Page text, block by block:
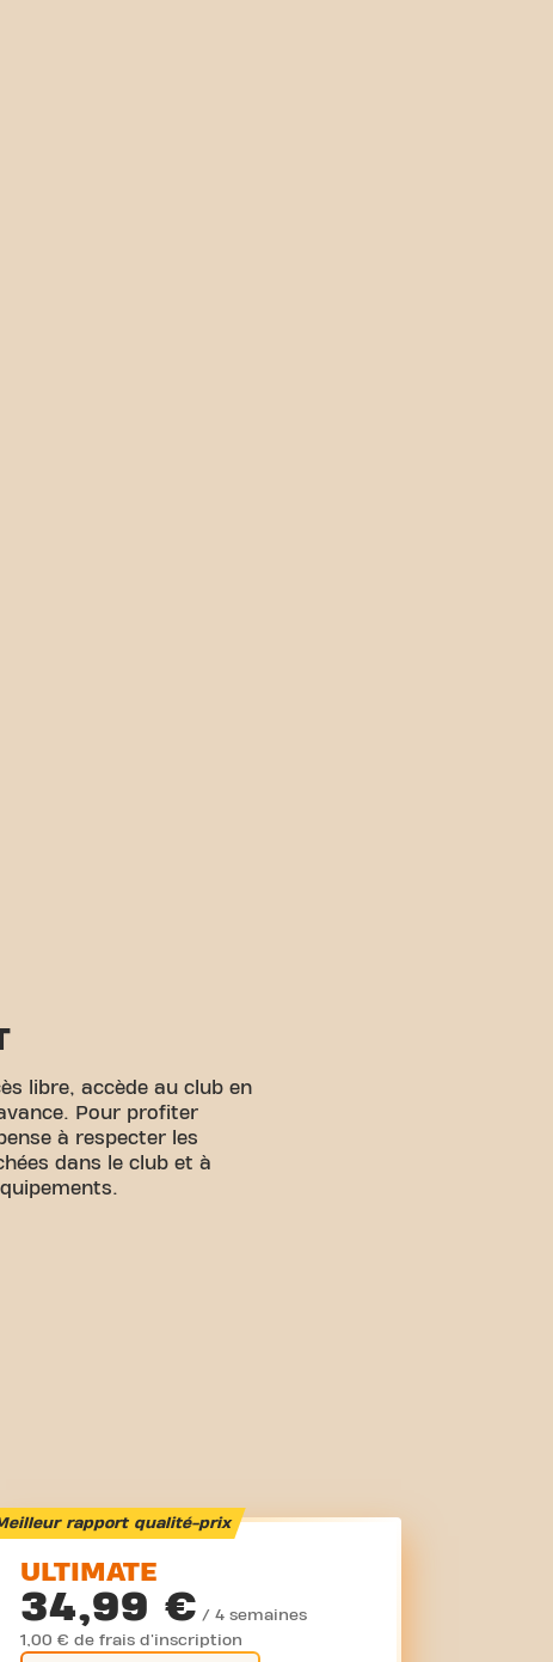
libre, accède au club en
Pour profiter
à respecter les
dans le club et à
rapport qualité-prix
ULTIMATE
34,99 € / 4 semaines
1,00 € de frais d'inscription